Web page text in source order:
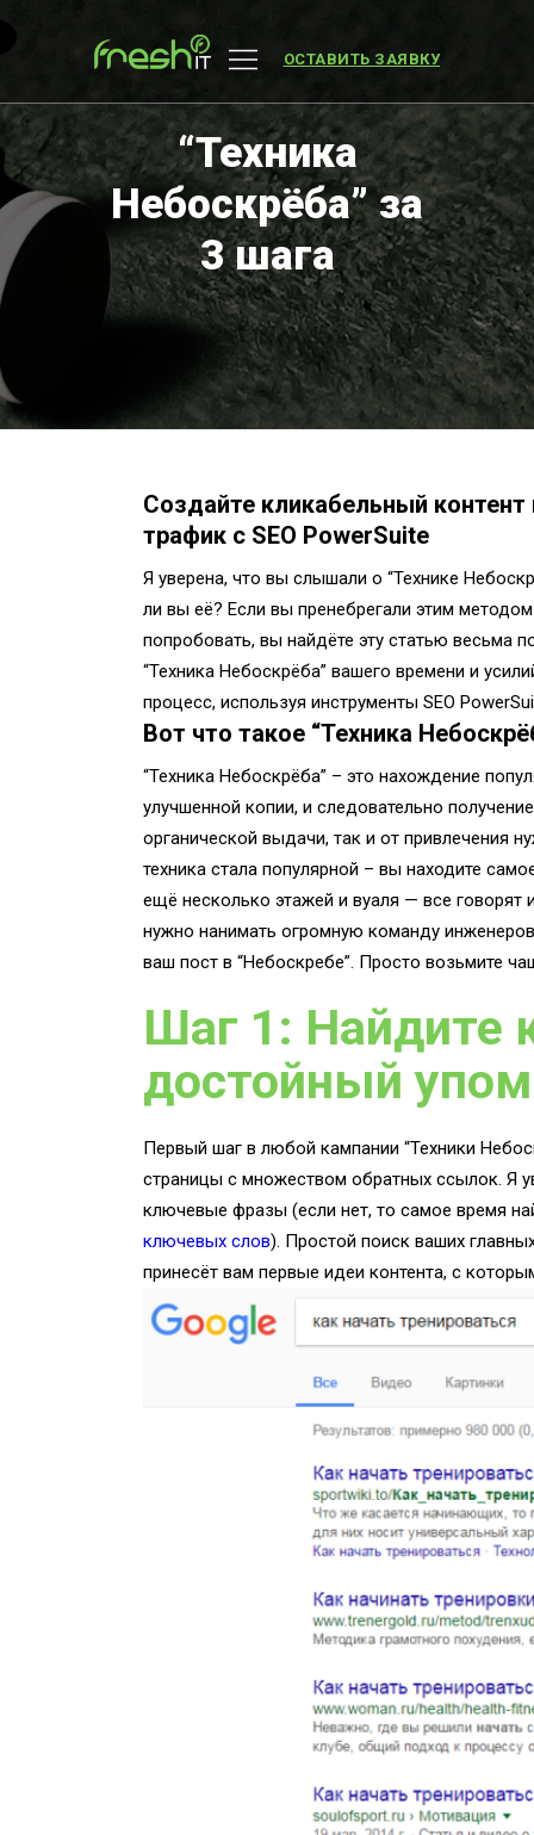
ОСТАВИТЬ ЗАЯВКУ
“Техника
Небоскрёба” за
3 шага
Создайте кликабельный
трафик с SEO PowerSuite
Я уверена, что вы слышали о “Технике
ли вы её? Если вы пренебрегали этим
попробовать, вы найдёте эту статью весьма
“Техника Небоскрёба” вашего времени и
процесс, используя инструменты SEO
Вот что такое “Техника
“Техника Небоскрёба” – это нахождение
улучшенной копии, и следовательно
органической выдачи, так и от привлечения
техника стала популярной – вы находите
ещё несколько этажей и вуаля — все говорят
нужно нанимать огромную команду
ваш пост в “Небоскребе”. Просто возьмите
Шаг 1: Найдите
достойный
Первый шаг в любой кампании “Техники
страницы с множеством обратных ссылок. Я
ключевые фразы (если нет, то самое время
ключевых слов). Простой поиск ваших
принесёт вам первые идеи контента, с